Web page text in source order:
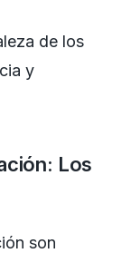
de los
y
Los
son